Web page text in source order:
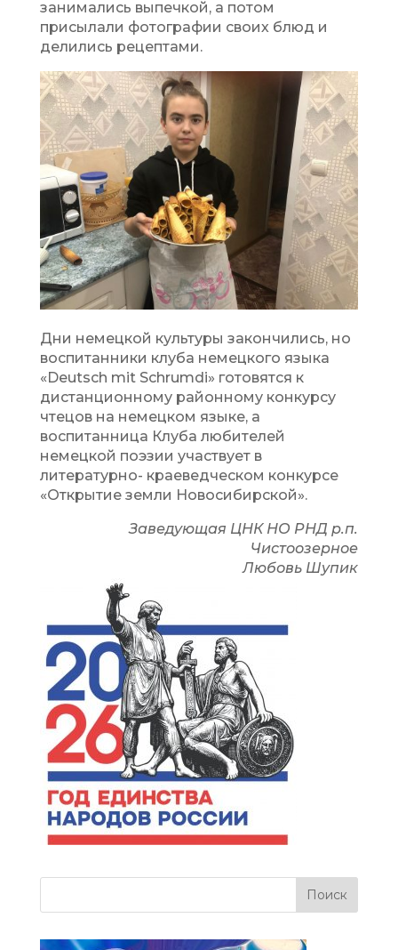
занимались выпечкой, а потом
присылали фотографии своих блюд и
делились рецептами.
Дни немецкой культуры закончились, но
воспитанники клуба немецкого языка
«Deutsch mit Schrumdi» готовятся к
дистанционному районному конкурсу
чтецов на немецком языке, а
воспитанница Клуба любителей
немецкой поэзии участвует в
литературно- краеведческом конкурсе
«Открытие земли Новосибирской».
Заведующая ЦНК НО РНД р.п.
Чистоозерное
Любовь Шупик